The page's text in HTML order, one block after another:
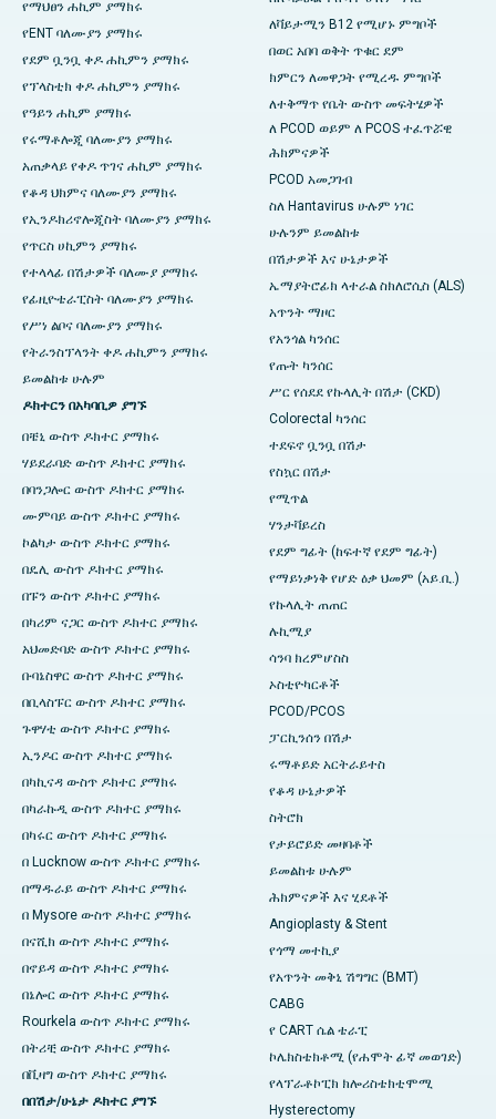
የማህፀን ሐኪም ያማክሩ
የENT ባለሙያን ያማክሩ
የደም ቧንቧ ቀዶ ሐኪምን ያማክሩ
የፕላስቲክ ቀዶ ሐኪምን ያማክሩ
የዓይን ሐኪም ያማክሩ
የሩማቶሎጂ ባለሙያን ያማክሩ
አጠቃላይ የቀዶ ጥገና ሐኪም ያማክሩ
የቆዳ ህክምና ባለሙያን ያማክሩ
የኢንዶክሪኖሎጂስት ባለሙያን ያማክሩ
የጥርስ ሀኪምን ያማክሩ
የተላላፊ በሽታዎች ባለሙያ ያማክሩ
የፊዚዮቴራፒስት ባለሙያን ያማክሩ
የሥነ ልቦና ባለሙያን ያማክሩ
የትራንስፕላንት ቀዶ ሐኪምን ያማክሩ
ይመልከቱ ሁሉም
ዶክተርን በአካባቢዎ ያግኙ
በቼኒ ውስጥ ዶክተር ያማክሩ
ሃይደራባድ ውስጥ ዶክተር ያማክሩ
በባንጋሎር ውስጥ ዶክተር ያማክሩ
ሙምባይ ውስጥ ዶክተር ያማክሩ
ኮልካታ ውስጥ ዶክተር ያማክሩ
በዴሊ ውስጥ ዶክተር ያማክሩ
በፑን ውስጥ ዶክተር ያማክሩ
በካሪም ናጋር ውስጥ ዶክተር ያማክሩ
አህመድባድ ውስጥ ዶክተር ያማክሩ
ቡባኔስዋር ውስጥ ዶክተር ያማክሩ
በቢላስፑር ውስጥ ዶክተር ያማክሩ
ጉዋሃቲ ውስጥ ዶክተር ያማክሩ
ኢንዶር ውስጥ ዶክተር ያማክሩ
በካኪናዳ ውስጥ ዶክተር ያማክሩ
በካራኩዲ ውስጥ ዶክተር ያማክሩ
በካሩር ውስጥ ዶክተር ያማክሩ
በ Lucknow ውስጥ ዶክተር ያማክሩ
በማዱራይ ውስጥ ዶክተር ያማክሩ
በ Mysore ውስጥ ዶክተር ያማክሩ
በናሺክ ውስጥ ዶክተር ያማክሩ
በኖይዳ ውስጥ ዶክተር ያማክሩ
በኔሎር ውስጥ ዶክተር ያማክሩ
Rourkela ውስጥ ዶክተር ያማክሩ
በትሪቺ ውስጥ ዶክተር ያማክሩ
በቪዛግ ውስጥ ዶክተር ያማክሩ
በበሽታ/ሁኔታ ዶክተር ያግኙ
ለቫይታሚን B12 የሚሆኑ ምግቦች
በወር አበባ ወቅት ጥቁር ደም
ክምርን ለመዋጋት የሚረዱ ምግቦች
ለተቅማጥ የቤት ውስጥ መፍትሄዎች
ለ PCOD ወይም ለ PCOS ተፈጥሯዊ
ሕክምናዎች
PCOD አመጋገብ
ስለ Hantavirus ሁሉም ነገር
ሁሉንም ይመልከቱ
በሽታዎች እና ሁኔታዎች
ኤማያትሮፊክ ላተራል ስክለሮሲስ (ALS)
አጥንት ማዞር
የአንጎል ካንሰር
የጡት ካንሰር
ሥር የሰደደ የኩላሊት በሽታ (CKD)
Colorectal ካንሰር
ተደፍኖ ቧንቧ በሽታ
የስኳር በሽታ
የሚጥል
ሃንታቫይረስ
የደም ግፊት (ከፍተኛ የደም ግፊት)
የማይነቃነቅ የሆድ ዕቃ ህመም (አይ.ቢ.)
የኩላሊት ጠጠር
ሉኪሚያ
ሳንባ ክረምሆስስ
ኦስቲዮካርቶች
PCOD/PCOS
ፓርኪንሰን በሽታ
ሩማቶይድ አርትራይተስ
የቆዳ ሁኔታዎች
ስትሮክ
የታይሮይድ መዛባቶች
ይመልከቱ ሁሉም
ሕክምናዎች እና ሂደቶች
Angioplasty & Stent
የጎማ መተኪያ
የአጥንት መቅኒ ሽግግር (BMT)
CABG
የ CART ሴል ቴራፒ
ኮሌክስቴክቶሚ (የሐሞት ፊኛ መወገድ)
የላፕራቶኮፒክ ክሎሪስቴክቲሞሚ
Hysterectomy